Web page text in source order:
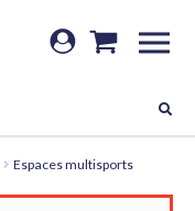
Espaces multisports